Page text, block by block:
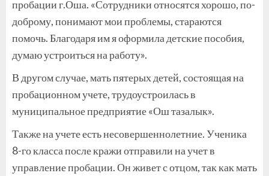
пробации г.Оша. «Сотрудники относятся хорошо, по-
доброму, понимают мои проблемы, стараются
помочь. Благодаря им я оформила детские пособия,
думаю устроиться на работу».
В другом случае, мать пятерых детей, состоящая на
пробационном учете, трудоустроилась в
муниципальное предприятие «Ош тазалык».
Также на учете есть несовершеннолетние. Ученика
8-го класса после кражи отправили на учет в
управление пробации. Он живет с отцом, так как мать